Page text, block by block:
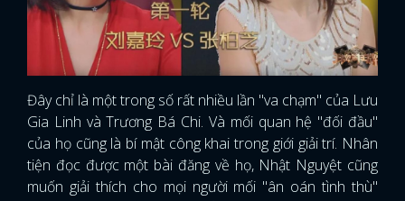
Đây chỉ là một trong số rất nhiều lần "va chạm" của Lưu
Gia Linh và Trương Bá Chi. Và mối quan hệ "đối đầu"
của họ cũng là bí mật công khai trong giới giải trí. Nhân
tiện đọc được một bài đăng về họ, Nhật Nguyệt cũng
muốn giải thích cho mọi người mối "ân oán tình thù"